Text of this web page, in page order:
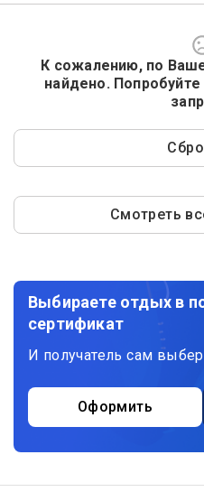
К сожалению, по
найдено.
Смотреть
Выбираете отдых в
сертификат
И получатель сам
Оформить